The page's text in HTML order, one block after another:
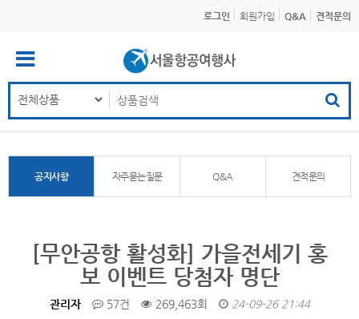
로그인 회원가입 Q&A 견적문의
공지사항 자주묻는질문 Q&A 견적문의
[무안공항 활성화] 가을전세기 홍
보 이벤트 당첨자 명단
관리자 57건 269,463회 24-09-26 21:44